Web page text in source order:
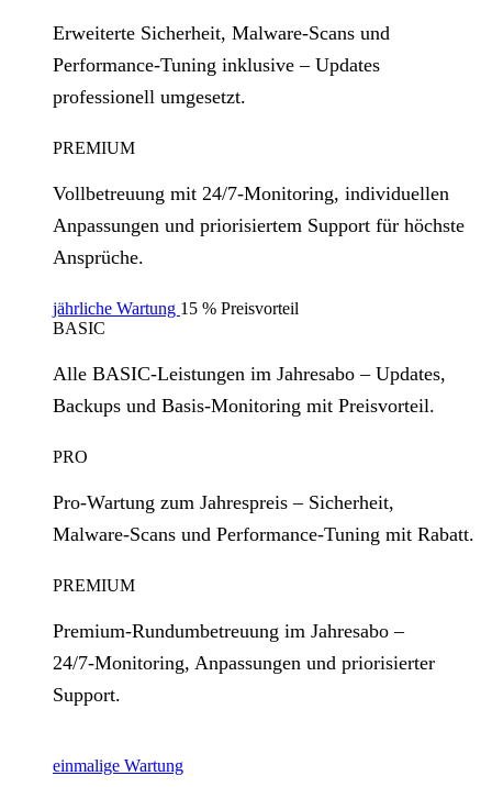
Erweiterte Sicherheit, Malware‑Scans und
Performance‑Tuning inklusive – Updates
professionell umgesetzt.
PREMIUM
Vollbetreuung mit 24/7‑Monitoring, individuellen
Anpassungen und priorisiertem Support für höchste
Ansprüche.
jährliche Wartung 15 % Preisvorteil
BASIC
Alle BASIC‑Leistungen im Jahresabo – Updates,
Backups und Basis‑Monitoring mit Preisvorteil.
PRO
Pro‑Wartung zum Jahrespreis – Sicherheit,
Malware‑Scans und Performance‑Tuning mit Rabatt.
PREMIUM
Premium‑Rundumbetreuung im Jahresabo –
24/7‑Monitoring, Anpassungen und priorisierter
Support.
einmalige Wartung